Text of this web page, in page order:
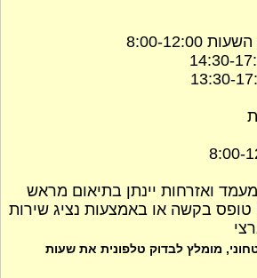
12:00
ואזרחות יינתן בתיאום מראש
טופס בקשה או באמצעות נציג שירות
מומלץ לבדוק טלפונית את שעות